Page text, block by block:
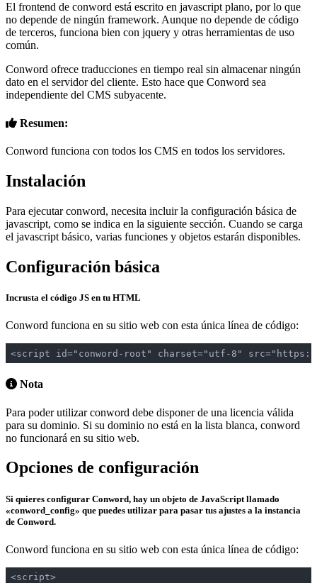
El frontend de conword está escrito en javascript plano, por lo que
no depende de ningún framework. Aunque no depende de código
de terceros, funciona bien con jquery y otras herramientas de uso
común.
Conword ofrece traducciones en tiempo real sin almacenar ningún
dato en el servidor del cliente. Esto hace que Conword sea
independiente del CMS subyacente.
Resumen:
Conword funciona con todos los CMS en todos los servidores.
Instalación
Para ejecutar conword, necesita incluir la configuración básica de
javascript, como se indica en la siguiente sección. Cuando se carga
el javascript básico, varias funciones y objetos estarán disponibles.
Configuración básica
Incrusta el código JS en tu HTML
Conword funciona en su sitio web con esta única línea de código:
<script id="conword-root" charset="utf-8"
Nota
Para poder utilizar conword debe disponer de una licencia válida
para su dominio. Si su dominio no está en la lista blanca, conword
no funcionará en su sitio web.
Opciones de configuración
Si quieres configurar Conword, hay un objeto de JavaScript llamado
«conword_config» que puedes utilizar para pasar tus ajustes a la instancia
de Conword.
Conword funciona en su sitio web con esta única línea de código:
<script>